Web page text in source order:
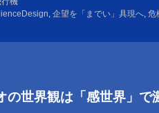
, 企望を「までい」具現へ, 危
の世界観は「感世界」